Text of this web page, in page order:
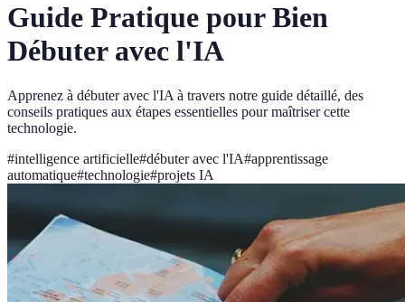
Guide Pratique pour Bien
Débuter avec l'IA
Apprenez à débuter avec l'IA à travers notre guide détaillé, des
conseils pratiques aux étapes essentielles pour maîtriser cette
technologie.
#intelligence artificielle#débuter avec l'IA#apprentissage
automatique#technologie#projets IA